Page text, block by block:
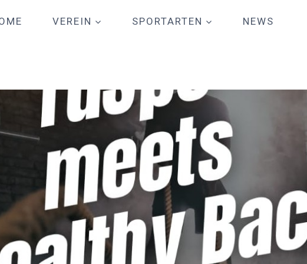
VEREIN SPORTARTEN NEWS